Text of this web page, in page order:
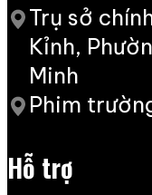
Trụ sở
Kỉnh,
Minh
Phim
Hỗ trợ